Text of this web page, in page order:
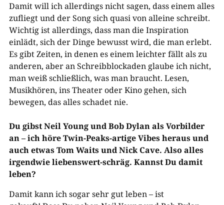
Damit will ich allerdings nicht sagen, dass einem alles
zufliegt und der Song sich quasi von alleine schreibt.
Wichtig ist allerdings, dass man die Inspiration
einlädt, sich der Dinge bewusst wird, die man erlebt.
Es gibt Zeiten, in denen es einem leichter fällt als zu
anderen, aber an Schreibblockaden glaube ich nicht,
man weiß schließlich, was man braucht. Lesen,
Musikhören, ins Theater oder Kino gehen, sich
bewegen, das alles schadet nie.
Du gibst Neil Young und Bob Dylan als Vorbilder
an – ich höre Twin-Peaks-artige Vibes heraus und
auch etwas Tom Waits und Nick Cave. Also alles
irgendwie liebenswert-schräg. Kannst Du damit
leben?
Damit kann ich sogar sehr gut leben – ist